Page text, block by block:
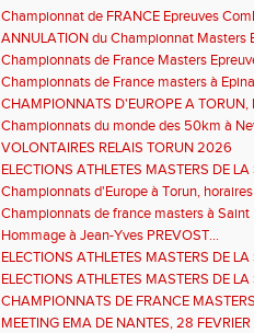
Championnat de FRANCE Epreuves
et Marche CHATEAUROUX
ANNULATION du Championnat Masters
Châteauroux les 27-28 juin
Championnats de France Masters
fond long
Championnats de France masters à
prévisionnels, montée de barres et
CHAMPIONNATS D'EUROPE A
Championnats du monde des 50km à
Sébastien DOUMENC.
VOLONTAIRES RELAIS TORUN 2026
ELECTIONS ATHLETES MASTERS DE
2ème vote : athlètes hommes.
Championnats d'Europe à Torun,
informations...
Championnats de france masters à Saint
février 2026.
Hommage à Jean-Yves PREVOST...
ELECTIONS ATHLETES MASTERS DE
vote : athlètes femmes.
ELECTIONS ATHLETES MASTERS DE
CHAMPIONNATS DE FRANCE
informations sur les inscriptions et report
MEETING EMA DE NANTES, 28